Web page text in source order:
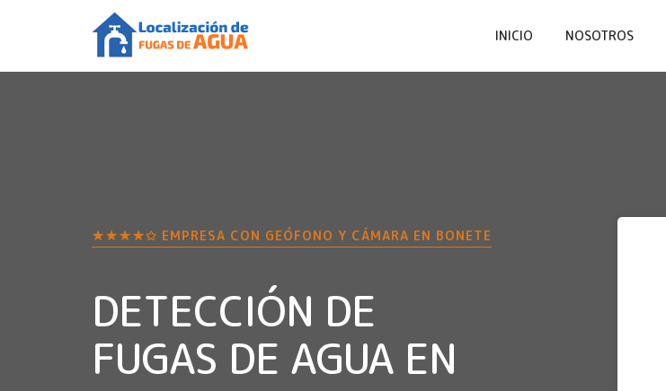
INICIO NOSOTROS
★★★★✩ EMPRESA CON GEÓFONO Y CÁMARA EN BONETE
DETECCIÓN DE
FUGAS DE AGUA EN